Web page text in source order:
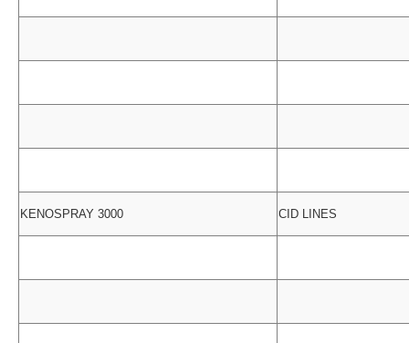
KENOSPRAY 3000 CID LINES